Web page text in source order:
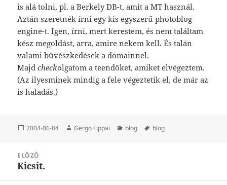
is alá tolni, pl. a Berkely DB-t, amit a MT használ.
Aztán szeretnék írni egy kis egyszerű photoblog
engine-t. Igen, írni, mert kerestem, és nem találtam
kész megoldást, arra, amire nekem kell. És talán
valami bűvészkedések a domainnel.
Majdcheckolgatom a teendőket, amiket elvégeztem.
(Az ilyesminek mindig a fele végeztetik el, de már az
is haladás.)
Közzétéve
2004-06-04 Szerző
Gergo Lippai Kategória
blog Címke
blog
navigáció
ELŐZŐ
Korábbi
Kicsit.